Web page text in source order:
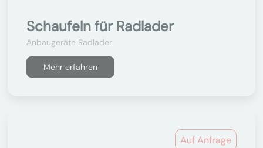
Schaufeln für Radlader
Anbaugeräte Radlader
Mehr erfahren
Auf Anfrage